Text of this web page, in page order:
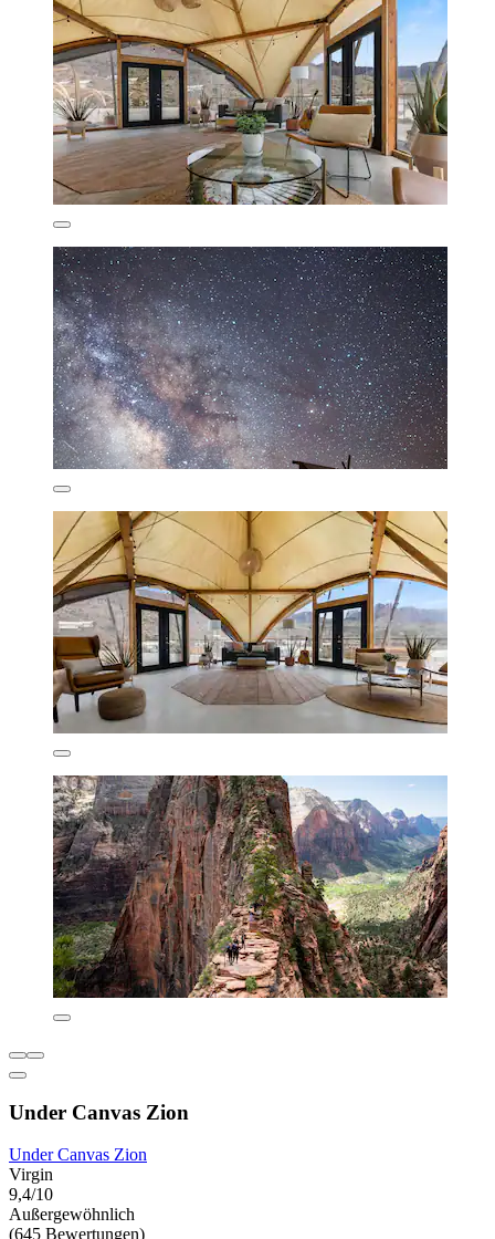
Under Canvas Zion
Under Canvas Zion
Virgin
9,4/10
Außergewöhnlich
(645 Bewertungen)